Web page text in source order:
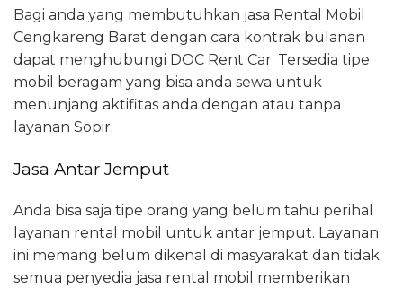
Bagi anda yang membutuhkan jasa Rental Mobil
Cengkareng Barat dengan cara kontrak bulanan
dapat menghubungi DOC Rent Car. Tersedia tipe
mobil beragam yang bisa anda sewa untuk
menunjang aktifitas anda dengan atau tanpa
layanan Sopir.
Jasa Antar Jemput
Anda bisa saja tipe orang yang belum tahu perihal
layanan rental mobil untuk antar jemput. Layanan
ini memang belum dikenal di masyarakat dan tidak
semua penyedia jasa rental mobil memberikan